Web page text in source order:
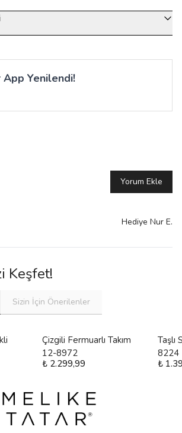
Yenilendi!
Yorum Ekle
Hediye Nur E.
Keşfet!
Sizin İçin Önerilenler
Çizgili Fermuarlı Takım
12-8972
₺ 2.299,99
Taşlı
8224
₺